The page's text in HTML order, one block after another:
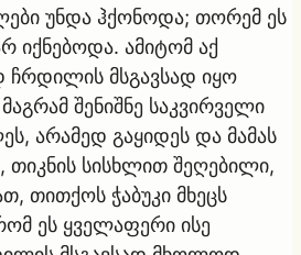
უნდა ჰქონოდა; თორემ ეს
იქნებოდა. ამიტომ აქ
მსგავსად იყო
შენიშნე საკვირველი
არამედ გაყიდეს და მამას
თიკნის სისხლით შეღებილი,
თითქოს ჭაბუკი მხეცს
ეს ყველაფერი ისე